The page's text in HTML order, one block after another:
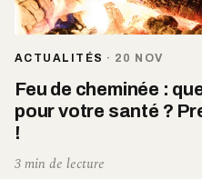
ACTUALITÉS · 20 NOV
Feu de cheminée :
pour votre santé ?
!
3 min de lecture